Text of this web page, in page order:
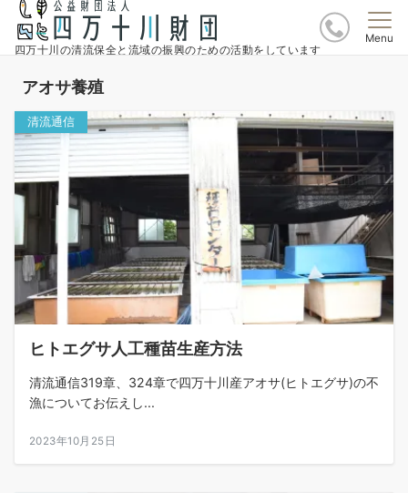
四万十川の清流保全と流域の振興のための活動をしています
Menu
アオサ養殖
清流通信
ヒトエグサ人工種苗生産方法
清流通信319章、324章で四万十川産アオサ(ヒトエグサ)の不
漁についてお伝えし...
2023年10月25日